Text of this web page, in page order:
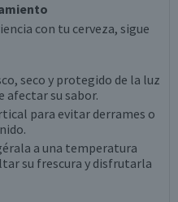
con tu cerveza, sigue
seco y protegido de la luz
afectar su sabor.
para evitar derrames o
a una temperatura
su frescura y disfrutarla